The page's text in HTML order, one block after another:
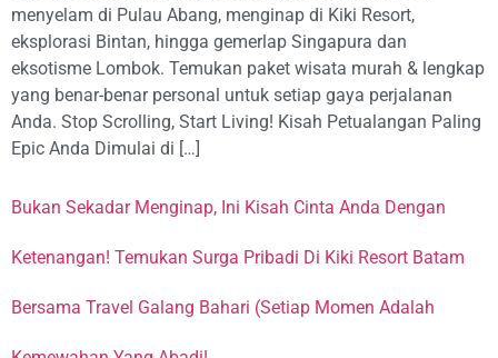
menyelam di Pulau Abang, menginap di Kiki Resort,
eksplorasi Bintan, hingga gemerlap Singapura dan
eksotisme Lombok. Temukan paket wisata murah & lengkap
yang benar-benar personal untuk setiap gaya perjalanan
Anda. Stop Scrolling, Start Living! Kisah Petualangan Paling
Epic Anda Dimulai di […]
Bukan Sekadar Menginap, Ini Kisah Cinta Anda Dengan
Ketenangan! Temukan Surga Pribadi Di Kiki Resort Batam
Bersama Travel Galang Bahari (Setiap Momen Adalah